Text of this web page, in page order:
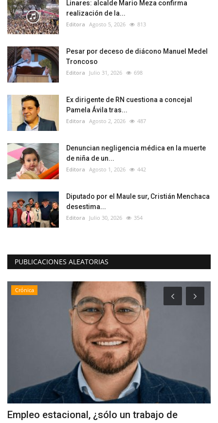
Linares: alcalde Mario Meza confirma
realización de la...
Editora Agosto 5, 2026 813
Pesar por deceso de diácono Manuel Medel
Troncoso
Editora Julio 31, 2026 698
Ex dirigente de RN cuestiona a concejal
Pamela Ávila tras...
Editora Agosto 2, 2026 487
Denuncian negligencia médica en la muerte
de niña de un...
Editora Agosto 1, 2026 442
Diputado por el Maule sur, Cristián Menchaca
desestima...
Editora Julio 30, 2026 354
PUBLICACIONES ALEATORIAS
Crónica
Empleo estacional, ¿sólo un trabajo de